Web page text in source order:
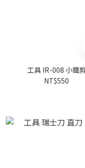
工具 IR-008 小鐵剪
NT$550